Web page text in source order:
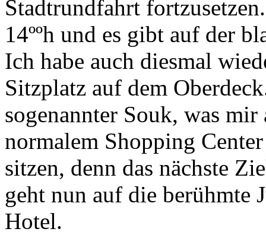
Stadtrundfahrt
14ººh und es gibt auf der
Ich habe auch diesmal
Sitzplatz auf dem
sogenannter Souk, was
normalem Shopping
sitzen, denn das nächste
geht nun auf die berühmte
Hotel.